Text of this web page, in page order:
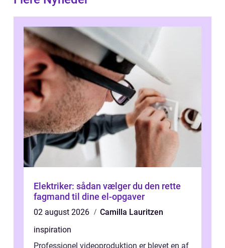
Elektriker: sådan vælger du den rette
fagmand til dine el-opgaver
02 august 2026
Camilla Lauritzen
inspiration
Professionel videoproduktion er blevet en af